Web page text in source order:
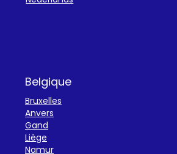
Belgique
Bruxelles
Anvers
Gand
Liège
Namur